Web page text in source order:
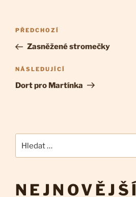
Navigace
pro
příspěvek
Předchozí
příspěvek
PŘEDCHOZÍ
Zasněžené stromečky
Následující
příspěvek
NÁSLEDUJÍCÍ
Dort pro Martínka
NEJNOVĚJŠÍ